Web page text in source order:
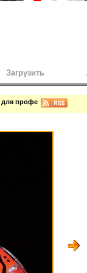
Загрузить
профессионалов